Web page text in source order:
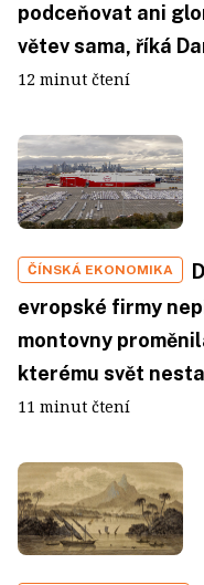
podceňovat ani
větev sama, říká
12 minut čtení
ČÍNSKÁ EKONOMIKA
evropské firmy
montovny
kterému svět
11 minut čtení